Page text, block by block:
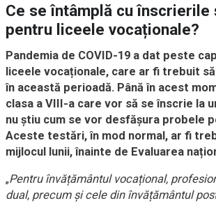
Ce se întâmplă cu înscrierile
pentru liceele vocaționale?
Pandemia de COVID-19 a dat peste
liceele vocaționale, care ar fi trebuit
în această perioadă. Până în acest
clasa a VIII-a care vor să se înscrie la
nu știu cum se vor desfășura probele
Aceste testări, în mod normal, ar fi
mijlocul lunii, înainte de Evaluarea
„Pentru învățământul vocațional,
dual, precum și cele din învățământul